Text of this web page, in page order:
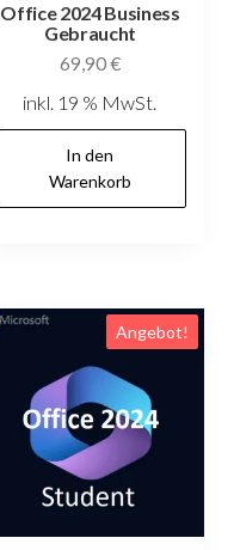
Office 2024 Business
Gebraucht
69,90€
inkl. 19 % MwSt.
In den
Warenkorb
Angebot!